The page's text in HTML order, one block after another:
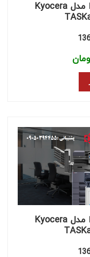
دانلود درایور پرینتر کیوسرا مدل Kyocera
دانلود درایور پرینتر کیوسرا مدل Kyocera